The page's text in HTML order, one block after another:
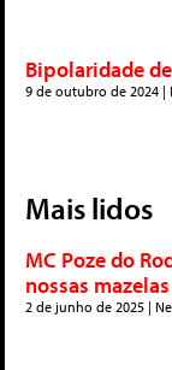
Bipolaridade
9 de outubro de 2024
Mais lidos
MC Poze do
nossas mazelas
2 de junho de 2025